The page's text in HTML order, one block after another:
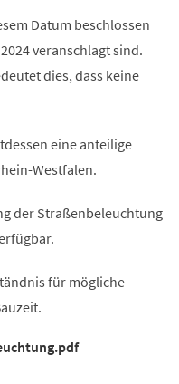
Datum beschlossen
veranschlagt sind.
dies, dass keine
eine anteilige
Westfalen.
der Straßenbeleuchtung
für mögliche